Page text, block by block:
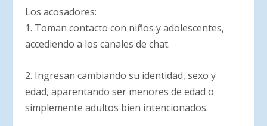
Los acosadores:
1. Toman contacto con niños y adolescentes,
accediendo a los canales de chat.
2. Ingresan cambiando su identidad, sexo y
edad, aparentando ser menores de edad o
simplemente adultos bien intencionados.